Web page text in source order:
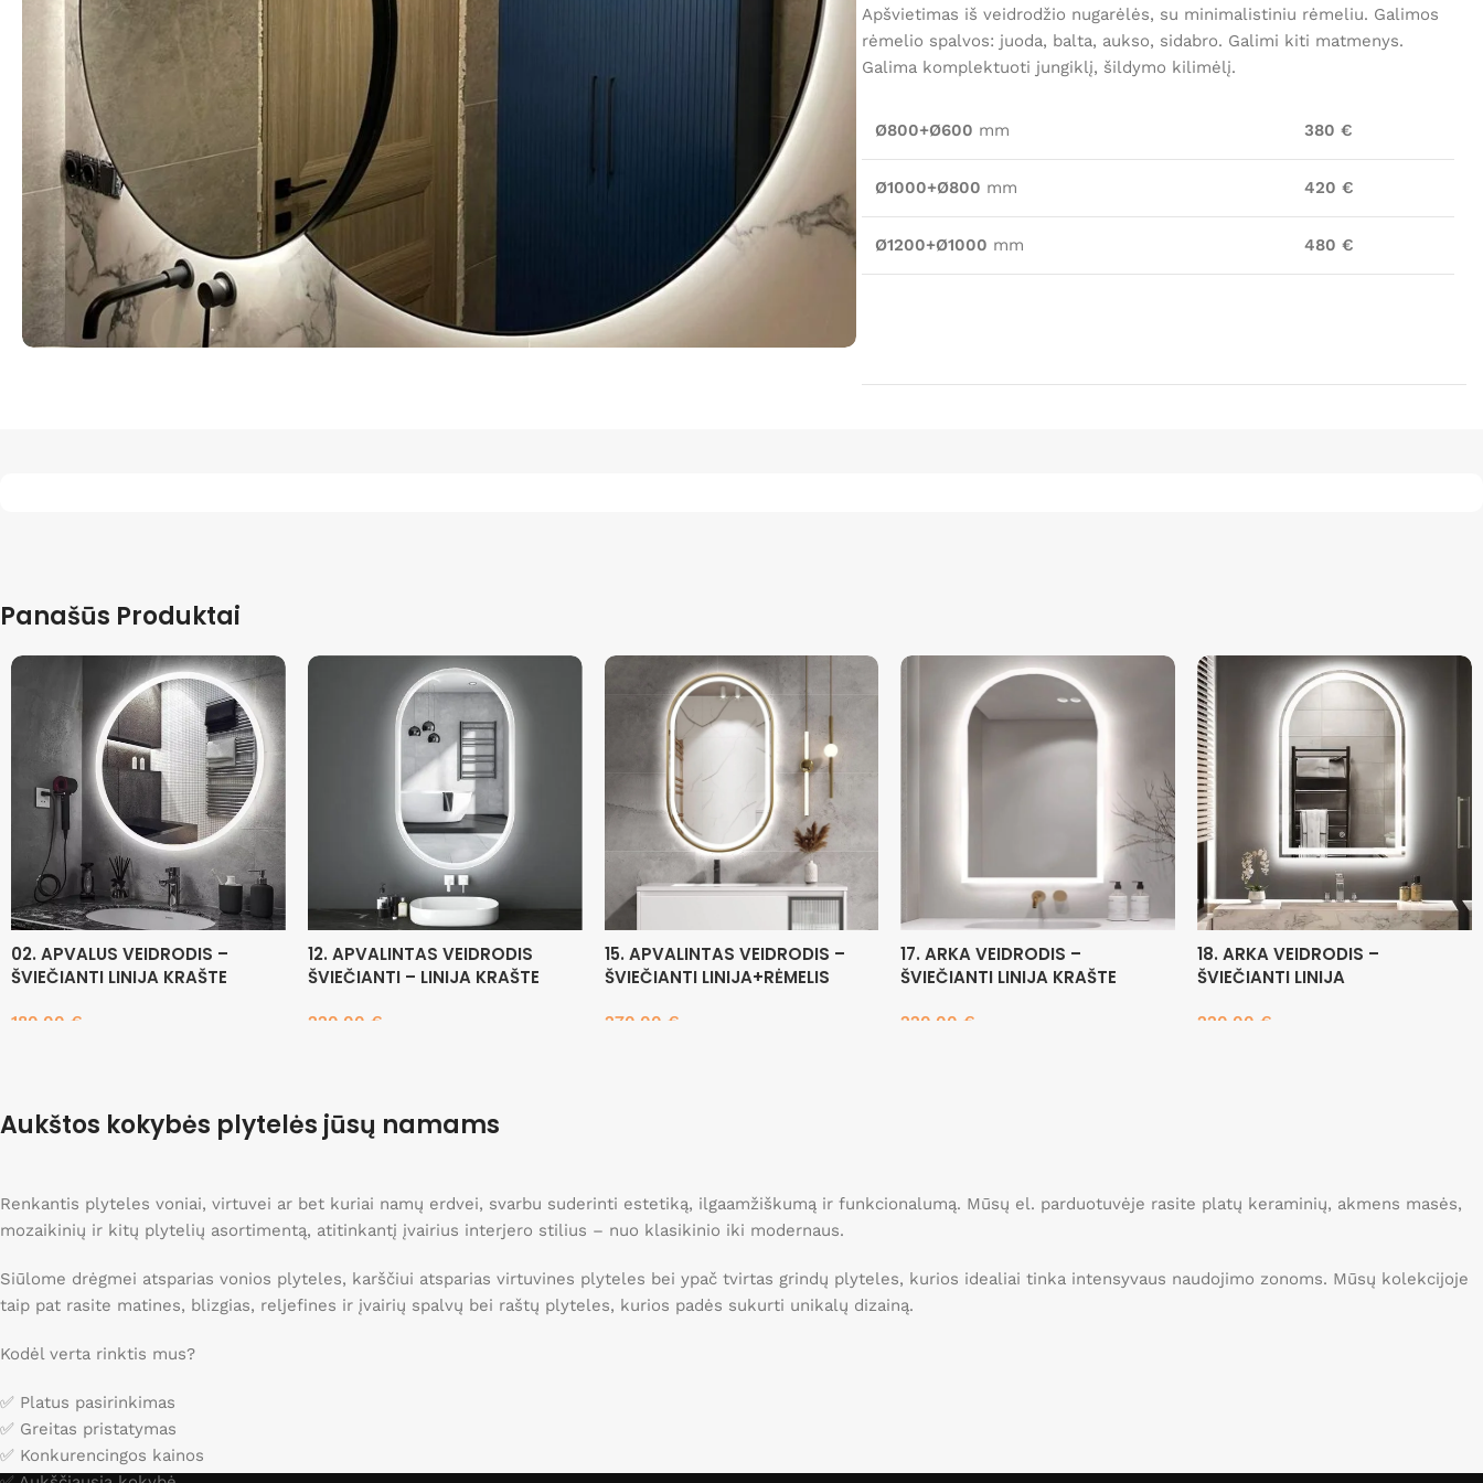
Apšvietimas iš veidrodžio nugarėlės, su minimalistiniu rėmeliu. Galimos
rėmelio spalvos: juoda, balta, aukso, sidabro. Galimi kiti matmenys.
Galima komplektuoti jungiklį, šildymo kilimėlį.
Ø800+Ø600 mm 380 €
Ø1000+Ø800 mm 420 €
Ø1200+Ø1000 mm 480 €
Panašūs Produktai
02. APVALUS VEIDRODIS –
ŠVIEČIANTI LINIJA KRAŠTE
180.00 €
12. APVALINTAS VEIDRODIS
ŠVIEČIANTI – LINIJA KRAŠTE
220.00 €
15. APVALINTAS VEIDRODIS –
ŠVIEČIANTI LINIJA+RĖMELIS
270.00 €
17. ARKA VEIDRODIS –
ŠVIEČIANTI LINIJA KRAŠTE
220.00€
18. ARKA VEIDRODIS –
ŠVIEČIANTI LINIJA
220.00€
Aukštos kokybės plytelės jūsų namams
Renkantis plyteles voniai, virtuvei ar bet kuriai namų erdvei, svarbu suderinti estetiką, ilgaamžiškumą ir funkcionalumą. Mūsų el. parduotuvėje rasite platų keraminių, akmens masės,
mozaikinių ir kitų plytelių asortimentą, atitinkantį įvairius interjero stilius – nuo klasikinio iki modernaus.
Siūlome drėgmei atsparias vonios plyteles, karščiui atsparias virtuvines plyteles bei ypač tvirtas grindų plyteles, kurios idealiai tinka intensyvaus naudojimo zonoms. Mūsų kolekcijoje
taip pat rasite matines, blizgias, reljefines ir įvairių spalvų bei raštų plyteles, kurios padės sukurti unikalų dizainą.
Kodėl verta rinktis mus?
✅ Platus pasirinkimas
✅ Greitas pristatymas
✅ Konkurencingos kainos